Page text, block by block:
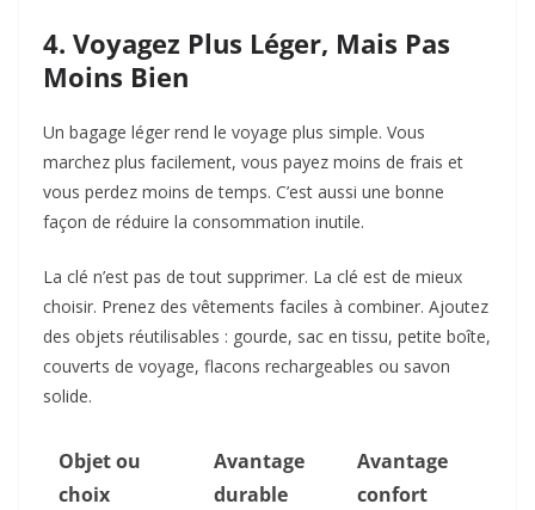
4. Voyagez Plus Léger, Mais Pas
Moins Bien
Un bagage léger rend le voyage plus simple. Vous
marchez plus facilement, vous payez moins de frais et
vous perdez moins de temps. C’est aussi une bonne
façon de réduire la consommation inutile.
La clé n’est pas de tout supprimer. La clé est de mieux
choisir. Prenez des vêtements faciles à combiner. Ajoutez
des objets réutilisables : gourde, sac en tissu, petite boîte,
couverts de voyage, flacons rechargeables ou savon
solide.
Objet ou
choix
Avantage
durable
Avantage
confort